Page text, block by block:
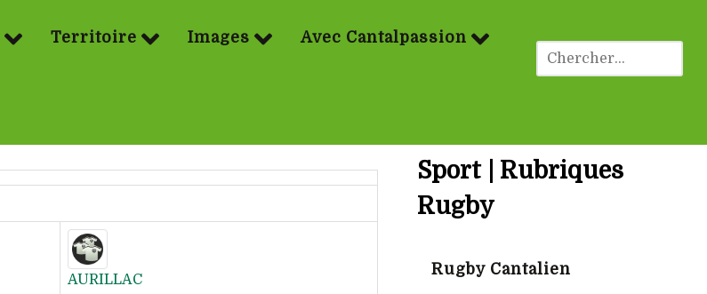
Territoire Images Avec Cantalpassion
AURILLAC
Sport | Rubriques
Rugby
Rugby Cantalien